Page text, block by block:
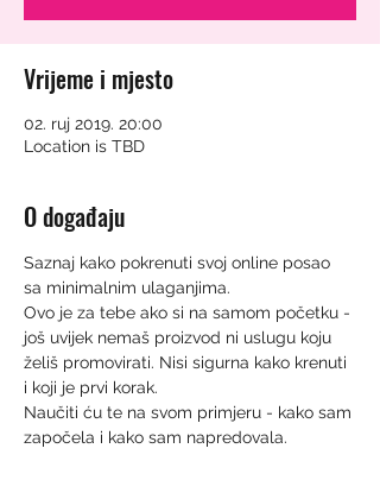
Vrijeme i mjesto
02. ruj 2019. 20:00
Location is TBD
O događaju
Saznaj kako pokrenuti svoj online posao
Ovo je za tebe ako si na samom početku -
još uvijek nemaš proizvod ni uslugu koju
želiš promovirati. Nisi sigurna kako krenuti
Naučiti ću te na svom primjeru - kako sam
započela i kako sam napredovala.